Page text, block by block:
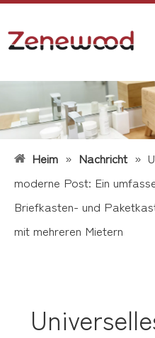
Heim » Nachricht »
moderne Post: Ein
Briefkasten- und
mit mehreren Mietern